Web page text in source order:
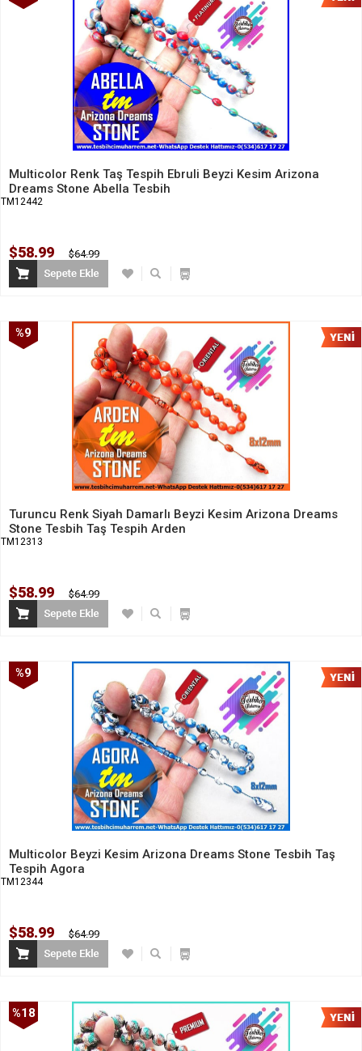
Multicolor Renk Taş Tespih Ebruli Beyzi Kesim Arizona
Dreams Stone Abella Tesbih
TM12442
$58.99 $64.99
Turuncu Renk Siyah Damarlı Beyzi Kesim Arizona Dreams
Stone Tesbih Taş Tespih Arden
TM12313
$58.99 $64.99
%9
Multicolor Beyzi Kesim Arizona Dreams Stone Tesbih Taş
Tespih Agora
TM12344
$58.99 $64.99
%9
%18